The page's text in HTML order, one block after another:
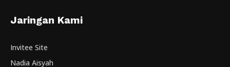
Jaringan Kami
Invitee Site
Nadia Aisyah